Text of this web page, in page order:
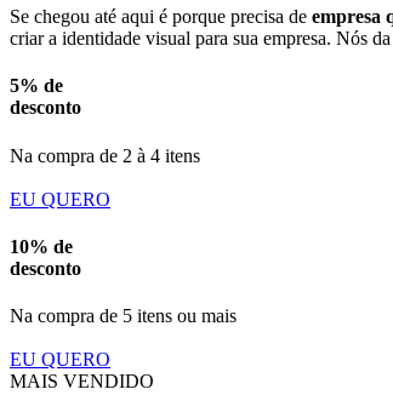
Se chegou até aqui é porque precisa de empresa
criar a identidade visual para sua empresa. Nós
5% de
desconto
Na compra de 2 à 4 itens
EU QUERO
10% de
desconto
Na compra de 5 itens ou mais
EU QUERO
MAIS VENDIDO